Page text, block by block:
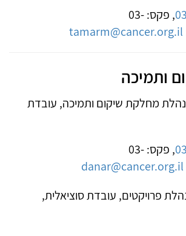
, פקס: 03-
tamarm@cancer.org.il
ותמיכה
מחלקת שיקום ותמיכה, עובדת
, פקס: 03-
danar@cancer.org.il
פרויקטים, עובדת סוציאלית,